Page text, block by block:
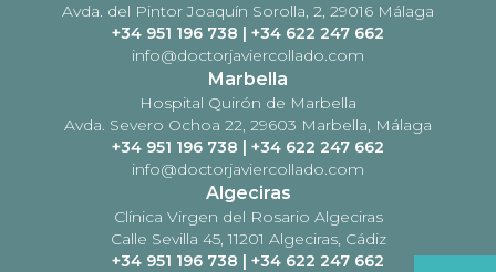
Avda. del Pintor Joaquín Sorolla, 2, 29016 Málaga
+34 951 196 738 | +34 622 247 662
info@doctorjaviercollado.com
Marbella
Hospital Quirón de Marbella
Avda. Severo Ochoa 22, 29603 Marbella, Málaga
+34 951 196 738 | +34 622 247 662
info@doctorjaviercollado.com
Algeciras
Clínica Virgen del Rosario Algeciras
Calle Sevilla 45, 11201 Algeciras, Cádiz
+34 951 196 738 | +34 622 247 662